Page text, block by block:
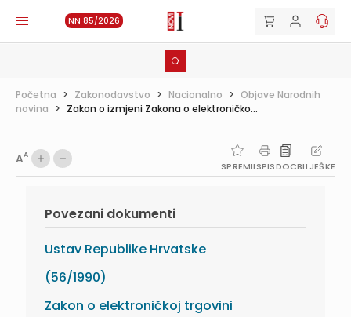
NN 85/2026
Početna > Zakonodavstvo > Nacionalno > Objave Narodnih
novina > Zakon o izmjeni Zakona o elektroničko...
AA
SPREMIISPISDOCBILJEŠKE
Povezani dokumenti
Ustav Republike Hrvatske
(56/1990)
Zakon o elektroničkoj trgovini